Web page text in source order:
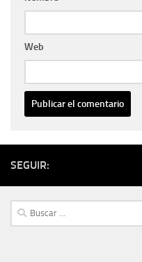
Web
SEGUIR:
Buscar: